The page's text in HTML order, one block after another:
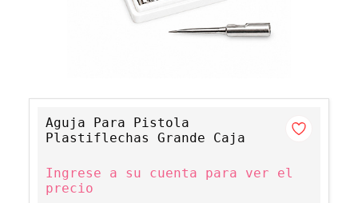
Aguja Para Pistola
Plastiflechas Grande Caja
Ingrese a su cuenta para ver el
precio